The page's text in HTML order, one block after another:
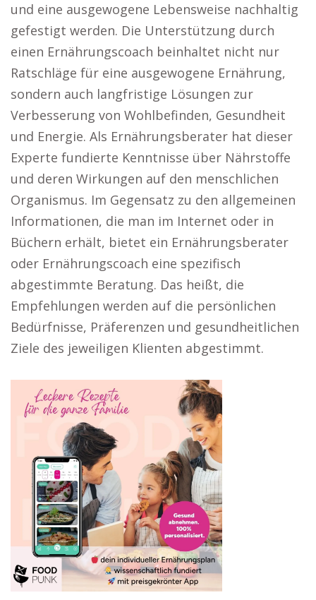
und eine ausgewogene Lebensweise nachhaltig
gefestigt werden. Die Unterstützung durch
einen Ernährungscoach beinhaltet nicht nur
Ratschläge für eine ausgewogene Ernährung,
sondern auch langfristige Lösungen zur
Verbesserung von Wohlbefinden, Gesundheit
und Energie. Als Ernährungsberater hat dieser
Experte fundierte Kenntnisse über Nährstoffe
und deren Wirkungen auf den menschlichen
Organismus. Im Gegensatz zu den allgemeinen
Informationen, die man im Internet oder in
Büchern erhält, bietet ein Ernährungsberater
oder Ernährungscoach eine spezifisch
abgestimmte Beratung. Das heißt, die
Empfehlungen werden auf die persönlichen
Bedürfnisse, Präferenzen und gesundheitlichen
Ziele des jeweiligen Klienten abgestimmt.